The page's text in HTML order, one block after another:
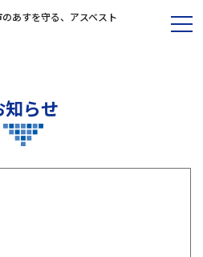
あすを守る、 アスベスト
知らせ